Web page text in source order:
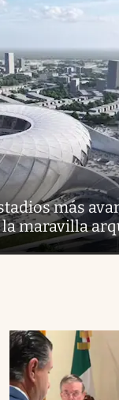
más
maravilla